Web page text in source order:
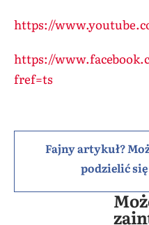
https://
https://
fref=ts
Fajny artykuł?
podzielić